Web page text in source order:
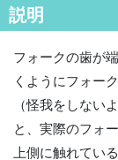
説明
フォークの歯が
くようにフォー
（怪我をしない
と、実際のフォ
上側に触れてい